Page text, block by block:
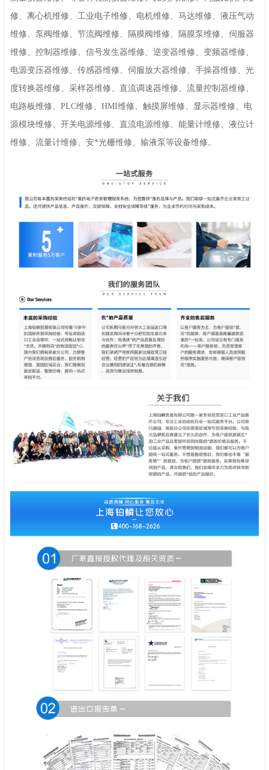
修、离心机维修、工业电子维修、电机维修、马达维修、液压气动
维修、泵阀维修、节流阀维修、隔膜阀维修、隔膜泵维修、伺服器
维修、控制器维修、信号发生器维修、逆变器维修、变频器维修、
电源变压器维修、传感器维修、伺服放大器维修、手操器维修、光
度转换器维修、采样器维修、直流调速器维修、流量控制器维修、
电路板维修、PLC维修、HMI维修、触摸屏维修、显示器维修、电
源模块维修、开关电源维修、直流电源维修、能量计维修、液位计
维修、流量计维修、安*光栅维修、输液泵等设备维修。